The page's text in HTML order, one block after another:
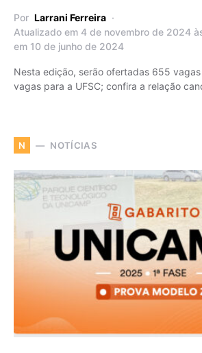
Por Larrani Ferreira
Atualizado em 4 de novembro de 2024
em 10 de junho de 2024
Nesta edição, serão ofertadas 655 vagas
vagas para a UFSC; confira a relação
N NOTÍCIAS